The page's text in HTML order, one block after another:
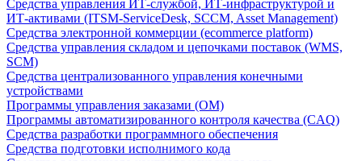
Средства управления ИТ-службой, ИТ-инфраструктурой и
ИТ-активами (ITSM-ServiceDesk, SCCM, Asset Management)
Средства электронной коммерции (ecommerce platform)
Средства управления складом и цепочками поставок (WMS,
SCM)
Средства централизованного управления конечными
устройствами
Программы управления заказами (OM)
Программы автоматизированного контроля качества (CAQ)
Средства разработки программного обеспечения
Средства подготовки исполнимого кода